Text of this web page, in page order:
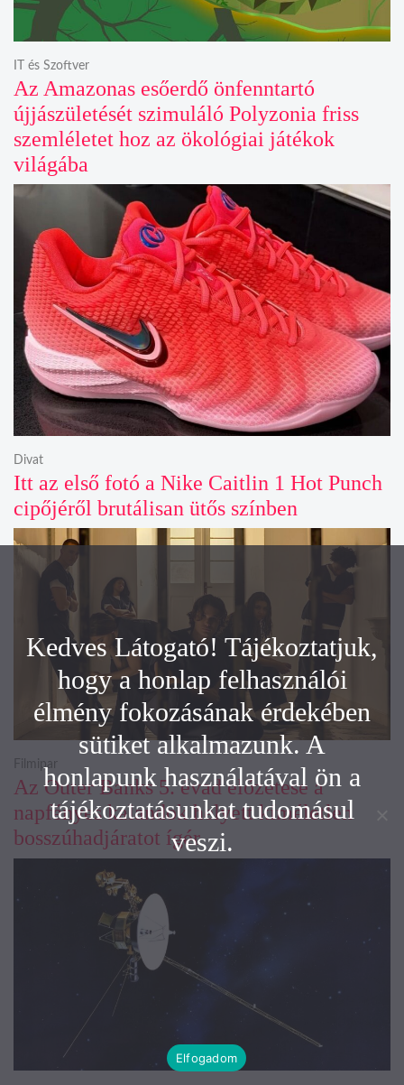
Az Amazonas esőerdő önfenntartó
újjászületését szimuláló Polyzonia friss
szemléletet hoz az ökológiai játékok
világába
IT és Szoftver
Itt az első fotó a Nike Caitlin 1 Hot Punch
cipőjéről brutálisan ütős színben
Divat
Az Outer Banks 5. évad előzetese a
napfényes kalandok helyett kíméletlen
bosszúhadjáratot ígér
Filmipar
Kedves Látogató! Tájékoztatjuk,
hogy a honlap felhasználói
élmény fokozásának érdekében
sütiket alkalmazunk. A
honlapunk használatával ön a
tájékoztatásunkat tudomásul
veszi.
Elfogadom